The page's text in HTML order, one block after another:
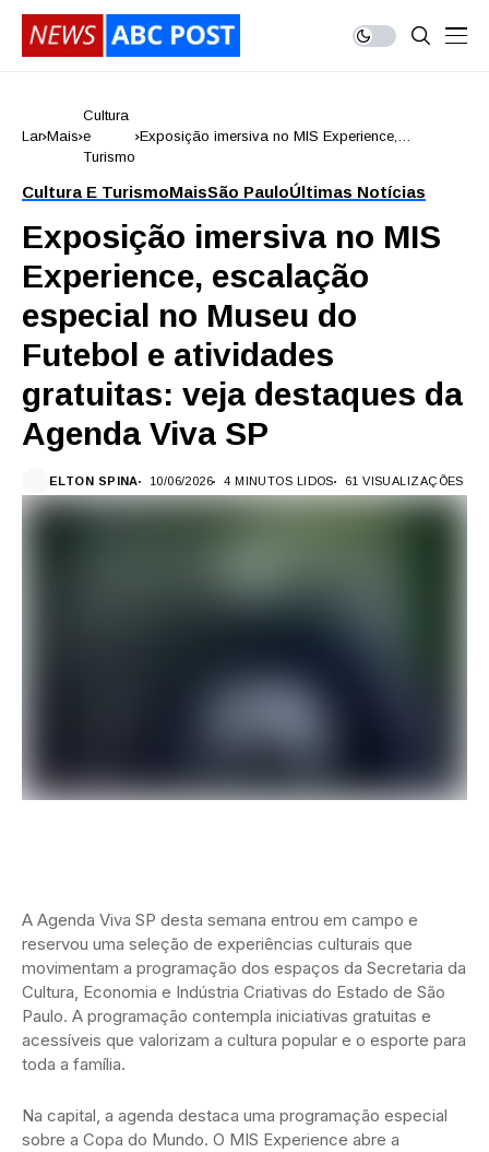
Lar Mais
Cultura
e
Turismo
Exposição imersiva no MIS Experience,
Viva SP
Cultura E TurismoMaisSão PauloÚltimas Notícias
Exposição imersiva no MIS
Experience, escalação
especial no Museu do
Futebol e atividades
gratuitas: veja destaques da
Agenda Viva SP
ELTON SPINA 10/06/2026 4 MINUTOS LIDOS 61 VISUALIZAÇÕES
A Agenda Viva SP desta semana entrou em campo e
reservou uma seleção de experiências culturais que
movimentam a programação dos espaços da Secretaria da
Cultura, Economia e Indústria Criativas do Estado de São
Paulo. A programação contempla iniciativas gratuitas e
acessíveis que valorizam a cultura popular e o esporte para
toda a família.
Na capital, a agenda destaca uma programação especial
sobre a Copa do Mundo. O MIS Experience abre a